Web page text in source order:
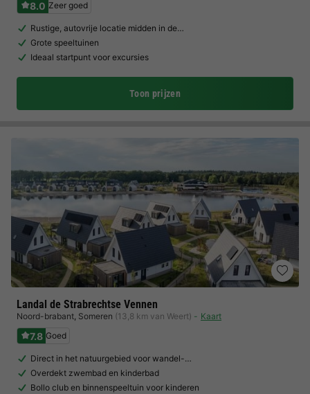
8.0 Zeer goed
Rustige, autovrije locatie midden in de…
Grote speeltuinen
Ideaal startpunt voor excursies
Toon prijzen
Landal de Strabrechtse Vennen
Noord-brabant, Someren (13,8 km van Weert) Kaart
7.8 Goed
Direct in het natuurgebied voor wandel-…
Overdekt zwembad en kinderbad
Bollo club en binnenspeeltuin voor kinderen